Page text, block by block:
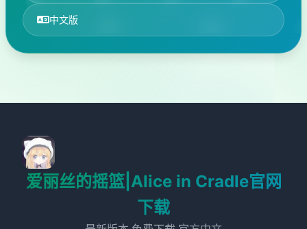
中文版
爱丽丝的摇篮|Alice in Cradle官网
下载